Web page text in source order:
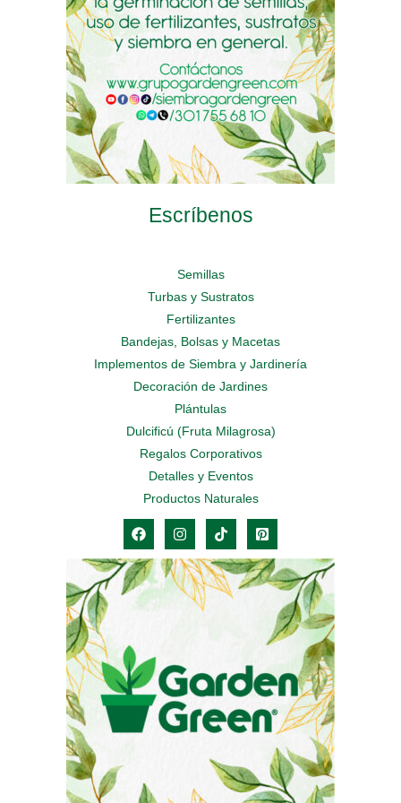
página
de
producto
página
de
producto
la
página
de
producto
Escríbenos
Semillas
Turbas y Sustratos
Fertilizantes
Bandejas, Bolsas y Macetas
Implementos de Siembra y Jardinería
Decoración de Jardines
Plántulas
Dulcificú (Fruta Milagrosa)
Regalos Corporativos
Detalles y Eventos
Productos Naturales